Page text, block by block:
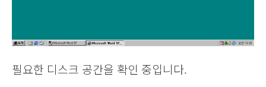
필요한 디스크 공간을 확인 중입니다.